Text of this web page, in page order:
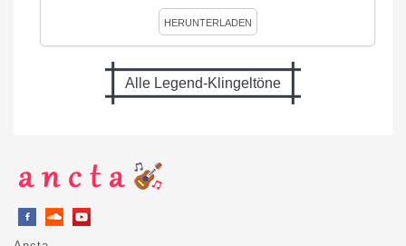
HERUNTERLADEN
Alle Legend-Klingeltöne